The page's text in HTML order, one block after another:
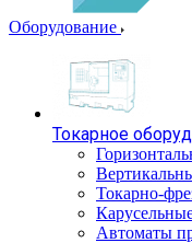
Оборудование
Токарное
Токарно-
Автоматы